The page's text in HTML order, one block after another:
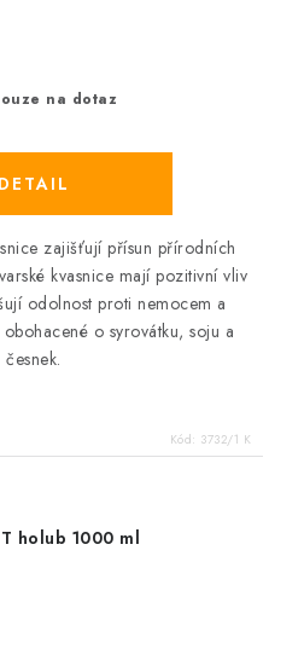
na dotaz
zajišťují přísun přírodních
kvasnice mají pozitivní vliv
odolnost proti nemocem a
obohacené o syrovátku, soju a
česnek.
Kód: 3732/1 K
holub 1000 ml